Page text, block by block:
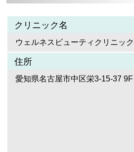
クリニック名
ウェルネスビューティクリニッ
住所
愛知県名古屋市中区栄3-15-37 9F